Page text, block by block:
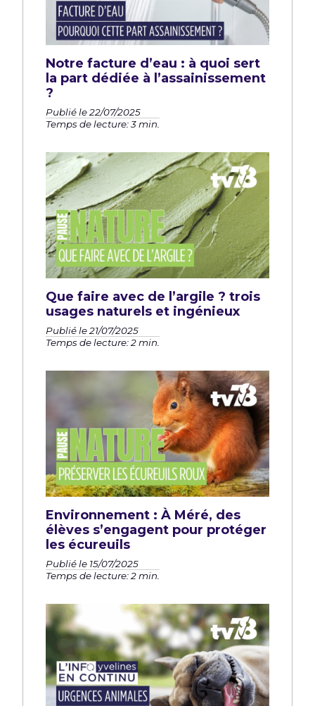
Notre facture d’eau : à quoi sert
la part dédiée à l’assainissement
?
Publié le 22/07/2025
Temps de lecture: 3 min.
Que faire avec de l’argile ? trois
usages naturels et ingénieux
Publié le 21/07/2025
Temps de lecture: 2 min.
Environnement : À Méré, des
élèves s’engagent pour protéger
les écureuils
Publié le 15/07/2025
Temps de lecture: 2 min.